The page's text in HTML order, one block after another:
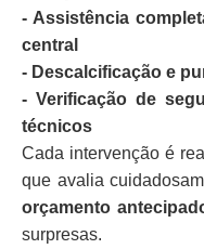
- Assistência
central
- Descalcificação e
- Verificação de
técnicos
Cada intervenção é
que avalia
orçamento
surpresas.